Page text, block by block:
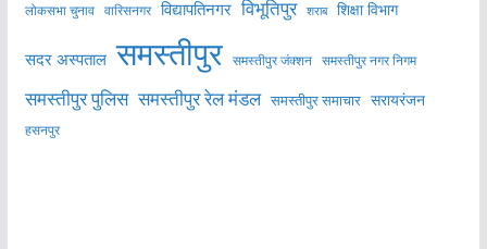
लोकसभा चुनाव वारिसनगर विद्यापतिनगर विभूतिपुर शराब शिक्षा विभाग
सदर अस्पताल समस्तीपुर समस्तीपुर जंक्शन समस्तीपुर नगर निगम
समस्तीपुर पुलिस समस्तीपुर रेल मंडल समस्तीपुर समाचार सरायरंजन
हसनपुर